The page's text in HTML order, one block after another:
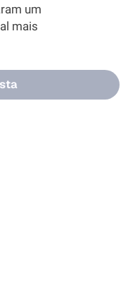
um
mais